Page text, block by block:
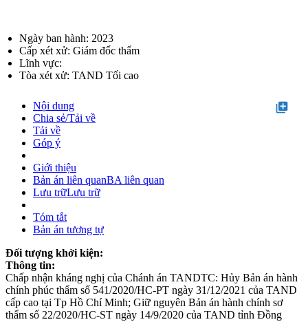
Ngày ban hành: 2023
Cấp xét xử: Giám đốc thẩm
Lĩnh vực:
Tòa xét xử: TAND Tối cao
library_add
Nội dung
Chia sẻ/Tải về
Tải về
Góp ý
Giới thiệu
Bản án liên quanBA liên quan
Lưu trữLưu trữ
Tóm tắt
Bản án tương tự
Đối tượng khởi kiện:
Thông tin:
Chấp nhận kháng nghị của Chánh án TANDTC: Hủy Bản án hành
chính phúc thẩm số 541/2020/HC-PT ngày 31/12/2021 của TAND
cấp cao tại Tp Hồ Chí Minh; Giữ nguyên Bản án hành chính sơ
thẩm số 22/2020/HC-ST ngày 14/9/2020 của TAND tỉnh Đồng